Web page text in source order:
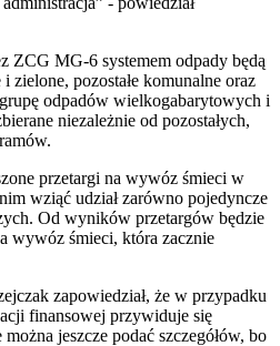
ZCG MG-6 systemem odpady będą
zielone, pozostałe komunalne oraz
odpadów wielkogabarytowych i
niezależnie od pozostałych,
przetargi na wywóz śmieci w
wziąć udział zarówno pojedyncze
Od wyników przetargów będzie
wywóz śmieci, która zacznie
zapowiedział, że w przypadku
finansowej przywiduje się
jeszcze podać szczegółów, bo